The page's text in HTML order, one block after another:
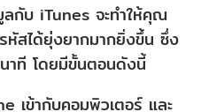
กับ iTunes จะทำให้คุณ
หัสได้ยุ่งยากมากยิ่งขึ้น ซึ่ง
าที โดยมีขั้นตอนดังนี้
เข้ากับคอมพิวเตอร์ และ